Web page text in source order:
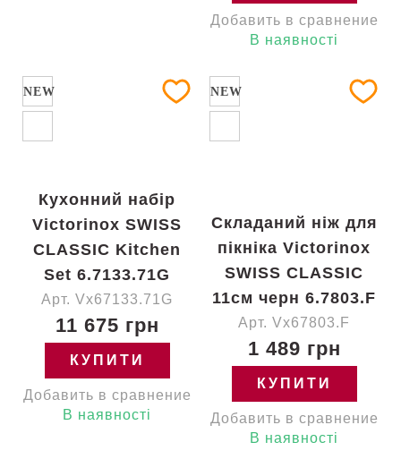
Добавить в сравнение
В наявності
NEW
Кухонний набір
Victorinox SWISS
CLASSIC Kitchen
Set 6.7133.71G
Арт. Vx67133.71G
11 675 грн
КУПИТИ
Добавить в сравнение
В наявності
NEW
Складаний ніж для
пікніка Victorinox
SWISS CLASSIC
11см черн 6.7803.F
Арт. Vx67803.F
1 489 грн
КУПИТИ
Добавить в сравнение
В наявності